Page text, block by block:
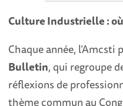
Culture Industrielle :
Chaque année,
Bulletin, qui regroupe
réflexions de
thème commun au